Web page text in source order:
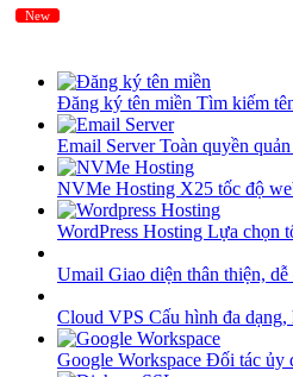
Đăng ký tên miền Tìm kiếm
Email ServerToàn quyền
NVMe Hosting X25 tốc độ
WordPress Hosting Lựa chọn
Umail Giao diện thân thiện,
Cloud VPS Cấu hình đa
Google Workspace Đối tác ủy
New
New